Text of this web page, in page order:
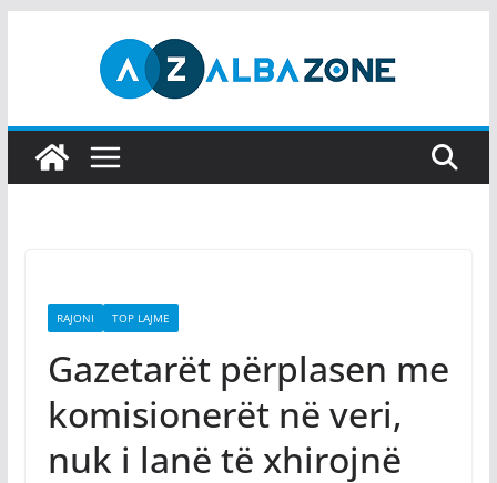
RAJONI TOP LAJME
Gazetarët përplasen me
komisionerët në veri,
nuk i lanë të xhirojnë